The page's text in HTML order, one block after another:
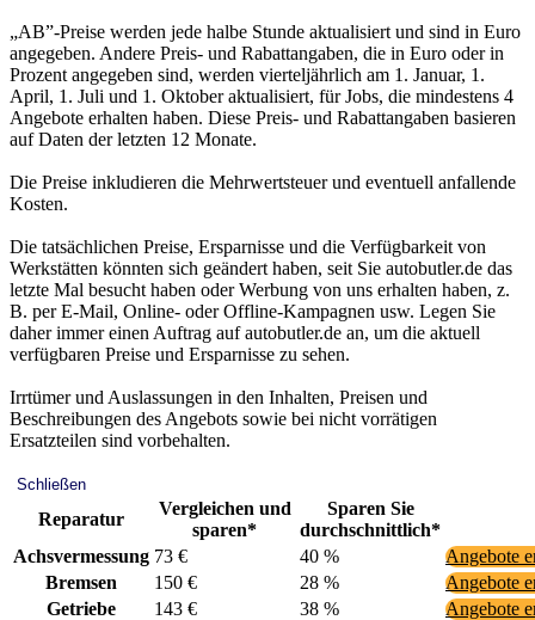
„AB”-Preise werden jede halbe Stunde aktualisiert und sind in Euro
angegeben. Andere Preis- und Rabattangaben, die in Euro oder in
Prozent angegeben sind, werden vierteljährlich am 1. Januar, 1.
April, 1. Juli und 1. Oktober aktualisiert, für Jobs, die mindestens 4
Angebote erhalten haben. Diese Preis- und Rabattangaben basieren
auf Daten der letzten 12 Monate.
Die Preise inkludieren die Mehrwertsteuer und eventuell anfallende
Kosten.
Die tatsächlichen Preise, Ersparnisse und die Verfügbarkeit von
Werkstätten könnten sich geändert haben, seit Sie autobutler.de das
letzte Mal besucht haben oder Werbung von uns erhalten haben, z.
B. per E-Mail, Online- oder Offline-Kampagnen usw. Legen Sie
daher immer einen Auftrag auf autobutler.de an, um die aktuell
verfügbaren Preise und Ersparnisse zu sehen.
Irrtümer und Auslassungen in den Inhalten, Preisen und
Beschreibungen des Angebots sowie bei nicht vorrätigen
Ersatzteilen sind vorbehalten.
Schließen
Reparatur
Vergleichen und
sparen*
Sparen Sie
durchschnittlich*
Achsvermessung 73 € 40 %
Angebote
Bremsen
150 € 28 %
Angebote
Getriebe
143 € 38 %
Angebote